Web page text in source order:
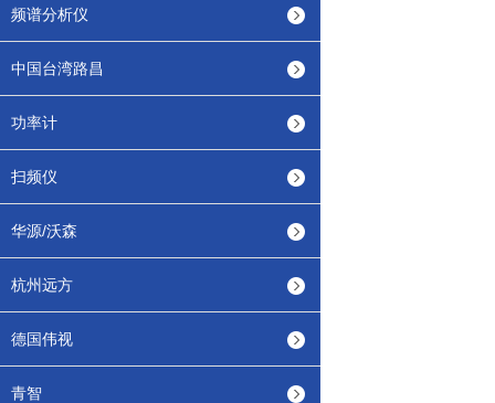
频谱分析仪
中国台湾路昌
功率计
扫频仪
华源/沃森
杭州远方
德国伟视
青智